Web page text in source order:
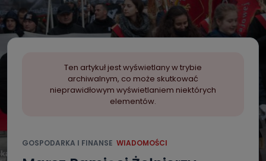
Ten artykuł jest wyświetlany w trybie
archiwalnym, co może skutkować
nieprawidłowym wyświetlaniem niektórych
elementów.
GOSPODARKA I FINANSE WIADOMOŚCI